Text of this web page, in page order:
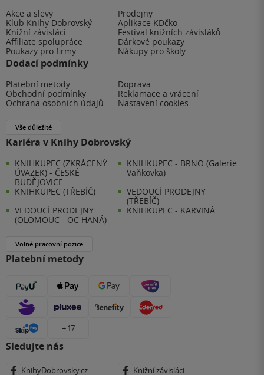
Akce a slevy
Prodejny
Klub Knihy Dobrovský
Aplikace KDčko
Knižní závisláci
Festival knižních závisláků
Affiliate spolupráce
Dárkové poukazy
Poukazy pro firmy
Nákupy pro školy
Dodací podmínky
Platební metody
Doprava
Obchodní podmínky
Reklamace a vrácení
Ochrana osobních údajů
Nastavení cookies
Vše důležité
Kariéra v Knihy Dobrovský
KNIHKUPEC (ZKRÁCENÝ
ÚVAZEK) - ČESKÉ
BUDĚJOVICE
KNIHKUPEC - BRNO (Galerie
Vaňkovka)
KNIHKUPEC (TŘEBÍČ)
VEDOUCÍ PRODEJNY
(TŘEBÍČ)
VEDOUCÍ PRODEJNY
(OLOMOUC - OC HANÁ)
KNIHKUPEC - KARVINÁ
Volné pracovní pozice
Platební metody
+ 17
Sledujte nás
KnihyDobrovsky.cz Knižní závisláci